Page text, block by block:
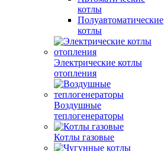
котлы
Полуавтоматические
котлы
Электрические котлы
отопления
Воздушные
теплогенераторы
Котлы газовые